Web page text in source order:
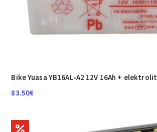
Bike Yuasa YB16AL-A2 12V 16Ah + elektrolit
83.50€